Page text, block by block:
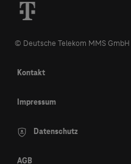
© Deutsche Telekom MMS GmbH
Kontakt
Impressum
Datenschutz
AGB